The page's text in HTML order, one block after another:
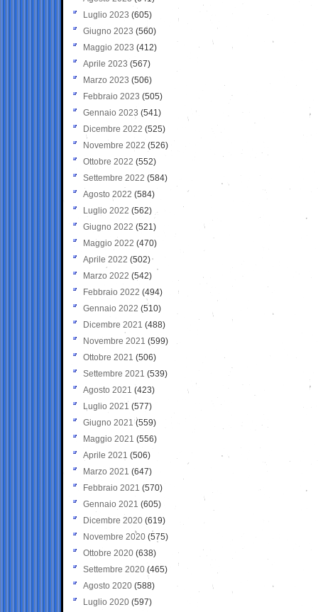
Luglio 2023 (605)
Giugno 2023 (560)
Maggio 2023 (412)
Aprile 2023 (567)
Marzo 2023 (506)
Febbraio 2023 (505)
Gennaio 2023 (541)
Dicembre 2022 (525)
Novembre 2022 (526)
Ottobre 2022 (552)
Settembre 2022 (584)
Agosto 2022 (584)
Luglio 2022 (562)
Giugno 2022 (521)
Maggio 2022 (470)
Aprile 2022 (502)
Marzo 2022 (542)
Febbraio 2022 (494)
Gennaio 2022 (510)
Dicembre 2021 (488)
Novembre 2021 (599)
Ottobre 2021 (506)
Settembre 2021 (539)
Agosto 2021 (423)
Luglio 2021 (577)
Giugno 2021(559)
Maggio 2021 (556)
Aprile 2021 (506)
Marzo 2021 (647)
Febbraio 2021 (570)
Gennaio 2021 (605)
Dicembre 2020 (619)
Novembre 2020 (575)
Ottobre 2020 (638)
Settembre 2020(465)
Agosto 2020 (588)
Luglio 2020 (597)